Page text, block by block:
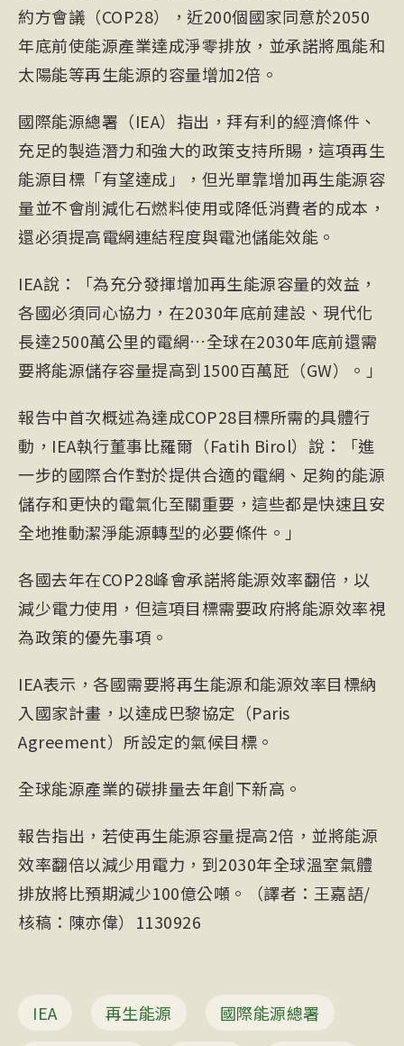
約方會議（COP28），近200個國家同意於2050
年底前使能源產業達成淨零排放，並承諾將風能和
太陽能等再生能源的容量增加2倍。
國際能源總署（IEA）指出，拜有利的經濟條件、
充足的製造潛力和強大的政策支持所賜，這項再生
能源目標「有望達成」，但光單靠增加再生能源容
量並不會削減化石燃料使用或降低消費者的成本，
還必須提高電網連結程度與電池儲能效能。
IEA說：「為充分發揮增加再生能源容量的效益，
各國必須同心協力，在2030年底前建設、現代化
長達2500萬公里的電網…全球在2030年底前還需
要將能源儲存容量提高到1500百萬瓩（GW）。」
報告中首次概述為達成COP28目標所需的具體行
動，IEA執行董事比羅爾（Fatih Birol）說：「進
一步的國際合作對於提供合適的電網、足夠的能源
儲存和更快的電氣化至關重要，這些都是快速且安
全地推動潔淨能源轉型的必要條件。」
各國去年在COP28峰會承諾將能源效率翻倍，以
減少電力使用，但這項目標需要政府將能源效率視
為政策的優先事項。
IEA表示，各國需要將再生能源和能源效率目標納
入國家計畫，以達成巴黎協定（Paris
Agreement）所設定的氣候目標。
全球能源產業的碳排量去年創下新高。
報告指出，若使再生能源容量提高2倍，並將能源
效率翻倍以減少用電力，到2030年全球溫室氣體
排放將比預期減少100億公噸。（譯者：王嘉語/
核稿：陳亦偉）1130926
IEA 再生能源
國際能源總署